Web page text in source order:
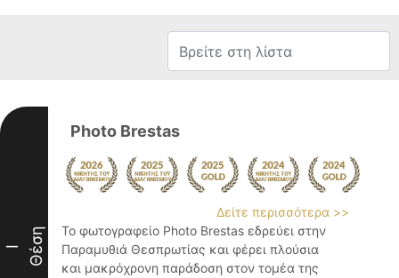
I Θέση
Photo Brestas
Δείτε περισσότερα >>
Το φωτογραφείο Photo Brestas εδρεύει στην
Παραμυθιά Θεσπρωτίας και φέρει πλούσια
και μακρόχρονη παράδοση στον τομέα της